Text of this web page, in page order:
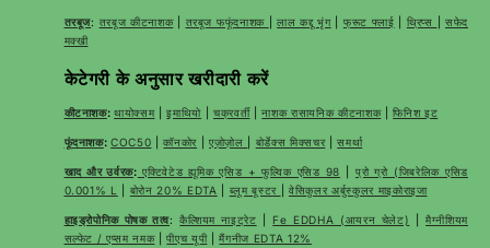
तरबूज: तरबूज कीटनाशक| तरबूज फफूंदनाशक |लाल कद्दू भृंग| फ्रूट फ्लाई थ्रिप्स |सफेद
मक्खी
केटेगरी के अनुसार खरीदारी करें
कीटनाशक:थायोक्सम|इमाथियो |चक्रवर्ती|नाशक रासायनिक कीटनाशक|फिनिश इट
फूंदनाशक:COC50 |कॉनकोर |एज़ोज़ोल बोर्डेक्स मिक्सचर|समर्था
खाद और उर्वरक: एक्टिवेटेड ह्यूमिक एसिड + फुल्विक एसिड 98
प्रो ग्रो (जिबरेलिक एसिड
0.001% L
बोरोन 20% EDTA ब्लूम बूस्टर वेसिकुलर अर्बुस्कुलर माइकोराइजा
हाइड्रोपोनिक पोषक तत्व:कैल्शियम नाइट्रेट Fe EDDHA (आयरन चेलेट) |मैग्नीशियम
सल्फेट / एप्सम नमक|पीएच यूपी|मैंगनीज EDTA 12%